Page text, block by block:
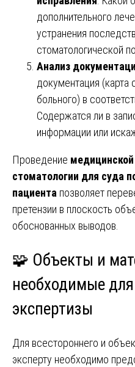
дополнительного
устранения
стоматологической
Анализ
документация (карта
больного) в
Содержатся ли в
информации или
Проведение
стоматологии для суда
пациента позволяет
претензии в плоскость
обоснованных выводов.
🧩 Объекты и
необходимые
экспертизы
Для всестороннего и
эксперту необходимо